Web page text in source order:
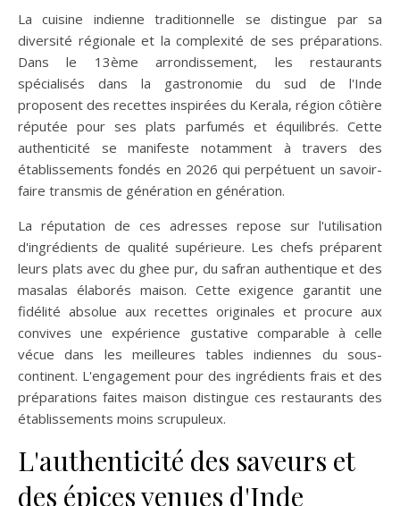
La cuisine indienne traditionnelle se distingue par sa
diversité régionale et la complexité de ses préparations.
Dans le 13ème arrondissement, les restaurants
spécialisés dans la gastronomie du sud de l'Inde
proposent des recettes inspirées du Kerala, région côtière
réputée pour ses plats parfumés et équilibrés. Cette
authenticité se manifeste notamment à travers des
établissements fondés en 2026 qui perpétuent un savoir-
faire transmis de génération en génération.
La réputation de ces adresses repose sur l'utilisation
d'ingrédients de qualité supérieure. Les chefs préparent
leurs plats avec du ghee pur, du safran authentique et des
masalas élaborés maison. Cette exigence garantit une
fidélité absolue aux recettes originales et procure aux
convives une expérience gustative comparable à celle
vécue dans les meilleures tables indiennes du sous-
continent. L'engagement pour des ingrédients frais et des
préparations faites maison distingue ces restaurants des
établissements moins scrupuleux.
L'authenticité des saveurs et
des épices venues d'Inde